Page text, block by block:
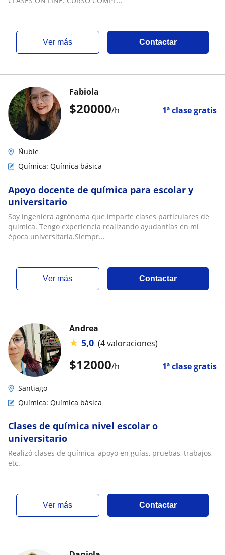
ver más Contactar
$20000/h 1ª clase gratis
Fabiola
Ñuble
Química: Química básica
Apoyo docente de química para escolar y
universitario
Soy ingeniera agrónoma que imparte clases particulares de
quimica. Tengo experiencia realizando ayudantías en mi
época universitaria.Siempr...
ver más Contactar
$12000/h 1ª clase gratis
Andrea
★ 5,0 (4 valoraciones)
Santiago
Química: Química básica
Clases de química nivel escolar o
universitario
Realizó clases de química, apoyo en guías, pruebas, trabajos,
etc.
ver más Contactar